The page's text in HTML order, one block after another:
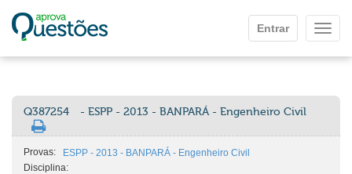
Entrar
Q387254 - ESPP - 2013 - BANPARÁ - Engenheiro Civil
Provas:
ESPP - 2013 - BANPARÁ - Engenheiro Civil
Disciplina: